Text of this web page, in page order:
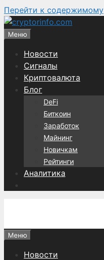
Перейти к содержимому
Меню
Новости
Сигналы
Криптовалюта
Блог
DeFi
Биткоин
Заработок
Майнинг
Новичкам
Рейтинги
Аналитика
Меню
Новости